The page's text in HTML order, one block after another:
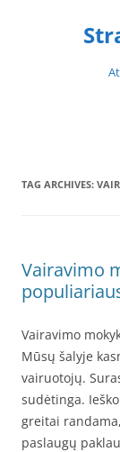
TAG ARCHIVES:
Vairavimo
Vairavimo
Mūsų šalyje
vairuotojų.
sudėtinga.
greitai
paslaugų